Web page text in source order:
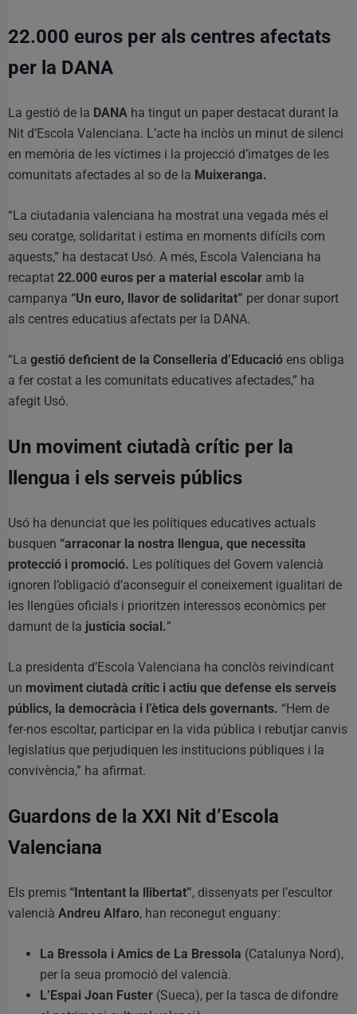
22.000 euros per als centres afectats
per la DANA
La gestió de la DANA ha tingut un paper destacat durant la
Nit d’Escola Valenciana. L’acte ha inclòs un minut de silenci
en memòria de les víctimes i la projecció d’imatges de les
comunitats afectades al so de la Muixeranga.
“La ciutadania valenciana ha mostrat una vegada més el
seu coratge, solidaritat i estima en moments difícils com
aquests,” ha destacat Usó. A més, Escola Valenciana ha
recaptat 22.000 euros per a material escolar amb la
campanya “Un euro, llavor de solidaritat” per donar suport
als centres educatius afectats per la DANA.
“La gestió deficient de la Conselleria d’Educació ens obliga
a fer costat a les comunitats educatives afectades,” ha
afegit Usó.
Un moviment ciutadà crític per la
llengua i els serveis públics
Usó ha denunciat que les polítiques educatives actuals
busquen “arraconar la nostra llengua, que necessita
protecció i promoció. Les polítiques del Govern valencià
ignoren l’obligació d’aconseguir el coneixement igualitari de
les llengües oficials i prioritzen interessos econòmics per
damunt de la justícia social.”
La presidenta d’Escola Valenciana ha conclòs reivindicant
un moviment ciutadà crític i actiu que defense els serveis
públics, la democràcia i l’ètica dels governants. “Hem de
fer-nos escoltar, participar en la vida pública i rebutjar canvis
legislatius que perjudiquen les institucions públiques i la
convivència,” ha afirmat.
Guardons de la XXI Nit d’Escola
Valenciana
Els premis “Intentant la llibertat”, dissenyats per l’escultor
valencià Andreu Alfaro, han reconegut enguany:
La Bressola i Amics de La Bressola (Catalunya Nord),
per la seua promoció del valencià.
L’Espai Joan Fuster (Sueca), per la tasca de difondre